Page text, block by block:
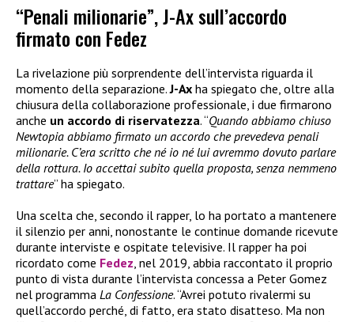
“Penali milionarie”, J-Ax sull’accordo
firmato con Fedez
La rivelazione più sorprendente dell’intervista riguarda il
momento della separazione.J-Ax ha spiegato che, oltre alla
chiusura della collaborazione professionale, i due firmarono
anche un accordo di riservatezza. “Quando abbiamo chiuso
Newtopia abbiamo firmato un accordo che prevedeva penali
milionarie. C’era scritto che né io né lui avremmo dovuto parlare
della rottura. Io accettai subito quella proposta, senza nemmeno
trattare” ha spiegato.
Una scelta che, secondo il rapper, lo ha portato a mantenere
il silenzio per anni, nonostante le continue domande ricevute
durante interviste e ospitate televisive. Il rapper ha poi
ricordato come Fedez , nel 2019, abbia raccontato il proprio
punto di vista durante l’intervista concessa a Peter Gomez
nel programma La Confessione. “Avrei potuto rivalermi su
quell’accordo perché, di fatto, era stato disatteso. Ma non